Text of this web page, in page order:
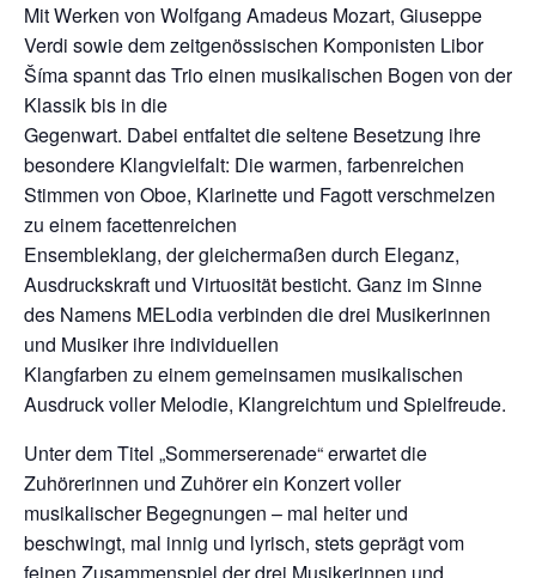
Mit Werken von Wolfgang Amadeus Mozart, Giuseppe
Verdi sowie dem zeitgenössischen Komponisten Libor
Šíma spannt das Trio einen musikalischen Bogen von der
Klassik bis in die
Gegenwart. Dabei entfaltet die seltene Besetzung ihre
besondere Klangvielfalt: Die warmen, farbenreichen
Stimmen von Oboe, Klarinette und Fagott verschmelzen
zu einem facettenreichen
Ensembleklang, der gleichermaßen durch Eleganz,
Ausdruckskraft und Virtuosität besticht. Ganz im Sinne
des Namens MELodia verbinden die drei Musikerinnen
und Musiker ihre individuellen
Klangfarben zu einem gemeinsamen musikalischen
Ausdruck voller Melodie, Klangreichtum und Spielfreude.
Unter dem Titel „Sommerserenade“ erwartet die
Zuhörerinnen und Zuhörer ein Konzert voller
musikalischer Begegnungen – mal heiter und
beschwingt, mal innig und lyrisch, stets geprägt vom